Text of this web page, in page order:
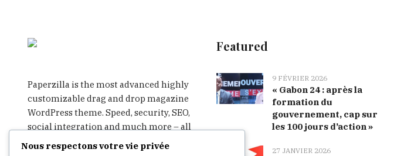
Nous respectons votre vie privée
Paperzilla is the most advanced highly
customizable drag and drop magazine
WordPress theme. Speed, security, SEO,
social integration and much more – all
in one theme. Start writing, publishing,
Featured
9 FÉVRIER 2026
« Gabon 24 : après la
formation du
gouvernement, cap sur
les 100 jours d’action »
27 JANVIER 2026